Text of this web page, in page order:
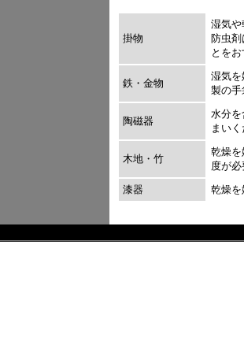
掛物
湿気や
防虫
とを
鉄・金物
湿気を
製の手
陶磁器
水分を
まい
木地・竹
乾燥を
度が
漆器
乾燥を